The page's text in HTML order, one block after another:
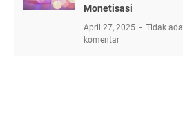
Monetisasi
April 27, 2025
Tidak ada
komentar